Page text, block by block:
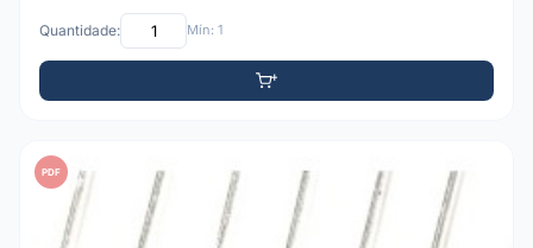
Quantidade: Mín: 1
PDF